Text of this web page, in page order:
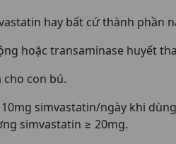
hay bất cứ thành phần
hoặc transaminase huyết
cho con bú.
simvastatin/ngày khi
simvastatin ≥ 20mg.